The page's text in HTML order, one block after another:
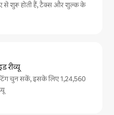
से शुरू होती हैं, टैक्स और शुल्क के
रीव्यू
चुन सकें, इसके लिए 1,24,560